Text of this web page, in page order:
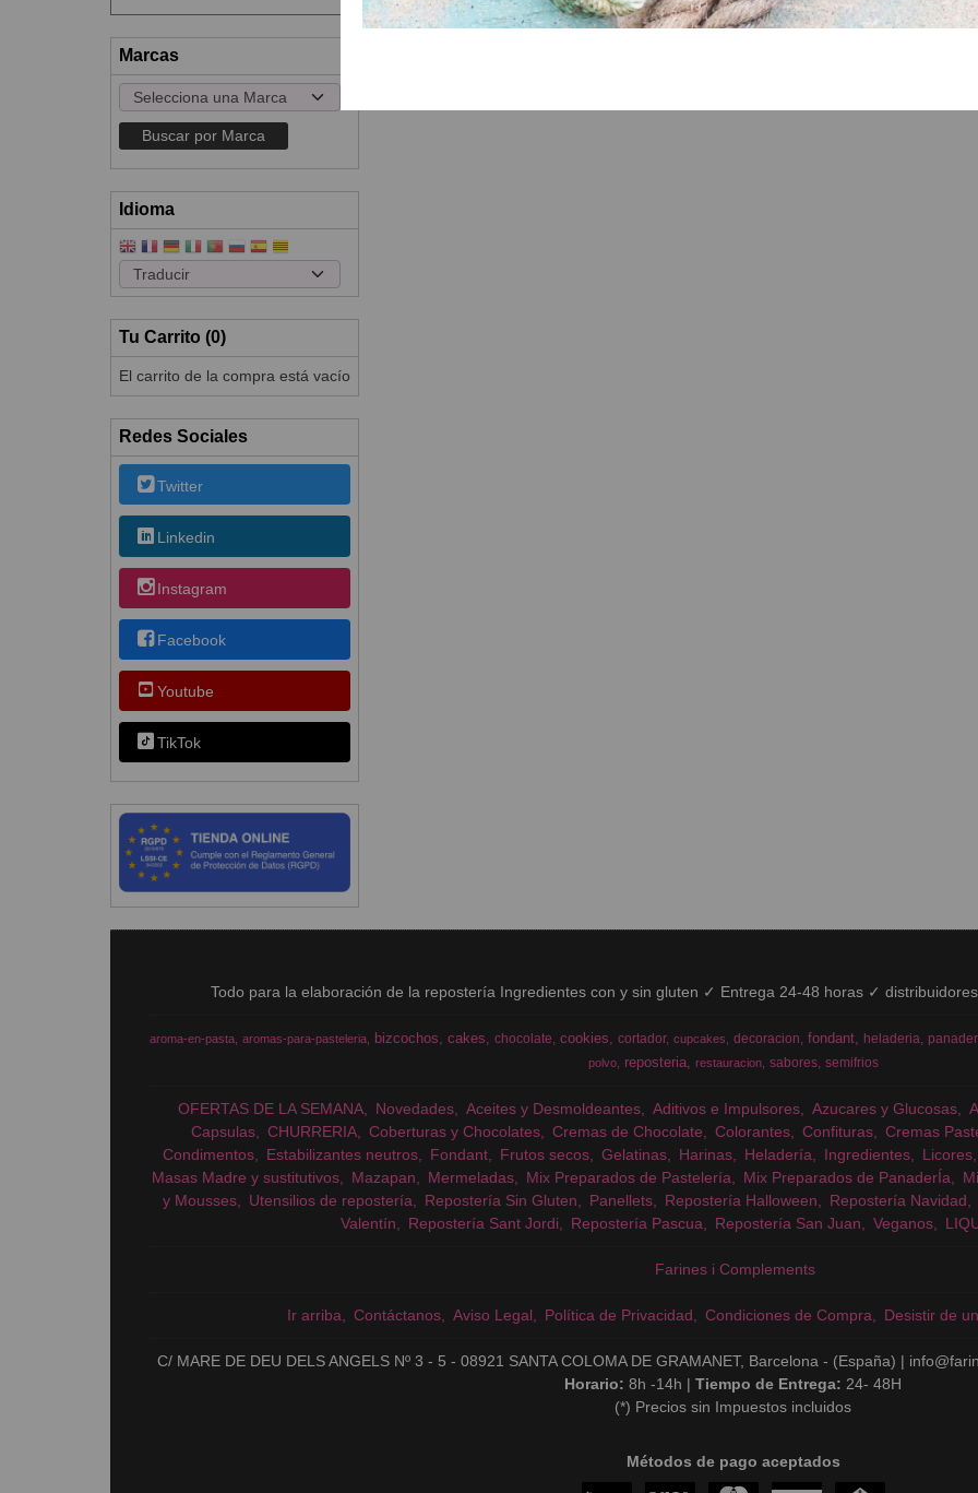
Marcas
Idioma
Tu Carrito (0)
El carrito de la compra está vacío
Redes Sociales
Twitter
Linkedin
Instagram
Facebook
Youtube
TikTok
Todo para la elaboración de la repostería Ingredientes con y sin gluten ✓ Entrega 24-48 horas ✓
aroma-en-pasta aromas-para-pasteleria bizcochos cakes chocolate cookies cortador cupcakes decoracion fondant heladeria
polvo
reposteria restauracion sabores semifrios
OFERTAS DE LA SEMANA Novedades Aceites y Desmoldeantes Aditivos e Impulsores Azucares y Glucosas
Capsulas
CHURRERIA Coberturas y Chocolates Cremas de Chocolate Colorantes Confituras Cremas
Condimentos
Estabilizantes neutros Fondant Frutos secos Gelatinas Harinas Heladería Ingredientes Licores
Masas Madre y sustitutivos
Mazapan Mermeladas Mix Preparados de Pastelería Mix Preparados de PanaderÍa
y Mousses
Utensilios de repostería Repostería Sin Gluten Panellets Repostería Halloween Repostería Navidad
Valentín
Repostería Sant Jordi Repostería Pascua Repostería San Juan Veganos
Farines i Complements
Ir arriba Contáctanos Aviso Legal Política de Privacidad Condiciones de Compra Desistir de
C/ MARE DE DEU DELS ANGELS Nº 3 - 5 - 08921 SANTA COLOMA DE GRAMANET, Barcelona - (España) |
Horario:8h -14h |Tiempo de Entrega: 24- 48H
(*) Precios sin Impuestos incluidos
Métodos de pago aceptados